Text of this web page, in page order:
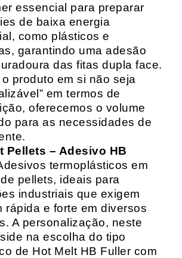
essencial para preparar
de baixa energia
como plásticos e
garantindo uma adesão
das fitas dupla face.
produto em si não seja
em termos de
oferecemos o volume
para as necessidades de
Pellets – Adesivo HB
termoplásticos em
pellets, ideais para
industriais que exigem
rápida e forte em diversos
A personalização, neste
na escolha do tipo
de Hot Melt HB Fuller com